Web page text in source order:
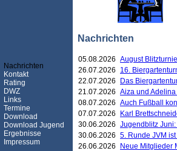
Nachrichten
Nachrichten
Kontakt
Rating
DWZ
Links
Termine
Download
Download Jugend
Ergebnisse
Impressum
05.08.2026 August
26.07.2026
16.
22.07.2026
Das
21.07.2026 Aiza und
08.07.2026 Auch Fußball
07.07.2026
Karl
30.06.2026 Jugendblitz
30.06.2026 5. Runde JVM
26.06.2026
Neue Mitglieder